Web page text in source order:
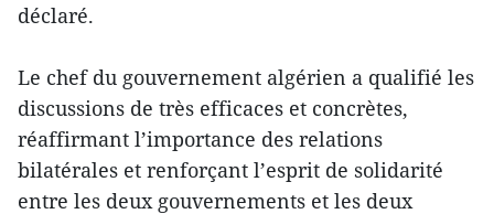
déclaré.
Le chef du gouvernement algérien a qualifié les
discussions de très efficaces et concrètes,
réaffirmant l’importance des relations
bilatérales et renforçant l’esprit de solidarité
entre les deux gouvernements et les deux